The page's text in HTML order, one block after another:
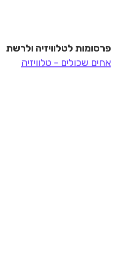
פרסומות לטלוויזיה ולרשת
אחים שכולים - טלוויזיה